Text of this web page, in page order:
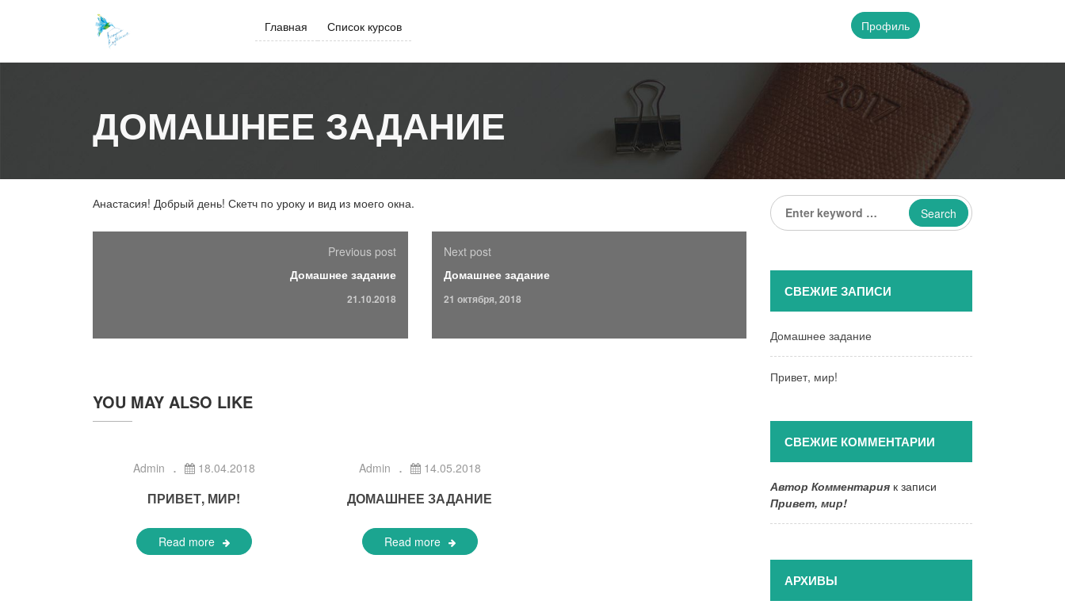
Главная Список курсов Профиль
ДОМАШНЕЕ ЗАДАНИЕ
Анастасия! Добрый день! Скетч по уроку и вид из моего окна.
Previous post
Домашнее задание
21.10.2018
Next post
Домашнее задание
21 октября, 2018
YOU MAY ALSO LIKE
Admin 18.04.2018
ПРИВЕТ, МИР!
Read more
Admin 14.05.2018
ДОМАШНЕЕ ЗАДАНИЕ
Read more
Enter
keyword
СВЕЖИЕ ЗАПИСИ
Домашнее задание
Привет, мир!
СВЕЖИЕ КОММЕНТАРИИ
Автор Комментария к записи
Привет, мир!
АРХИВЫ